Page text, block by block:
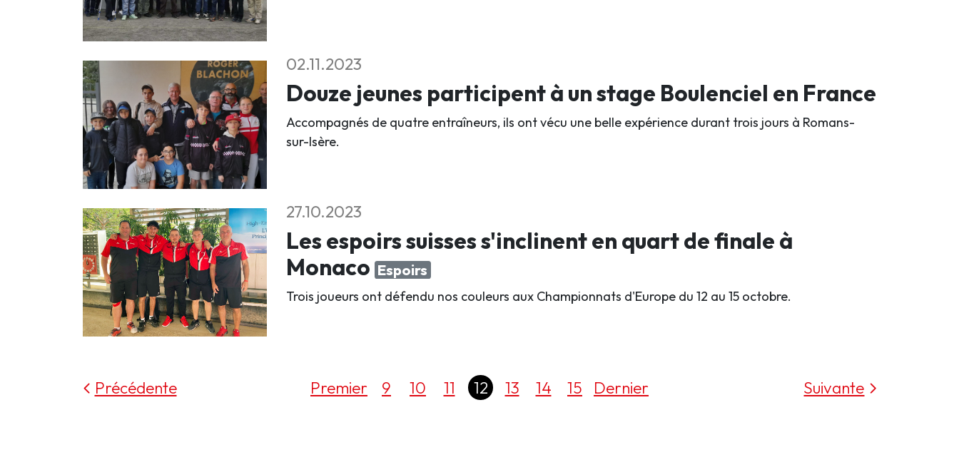
02.11.2023
Douze jeunes participent à un stage Boulenciel en France
Accompagnés de quatre entraîneurs, ils ont vécu une belle expérience durant trois jours à Romans-
sur-Isère.
27.10.2023
Les espoirs suisses s'inclinent en quart de finale à
Monaco Espoirs
Trois joueurs ont défendu nos couleurs aux Championnats d'Europe du 12 au 15 octobre.
Précédente Premier 9 10 11 12 13 14 15 Dernier Suivante